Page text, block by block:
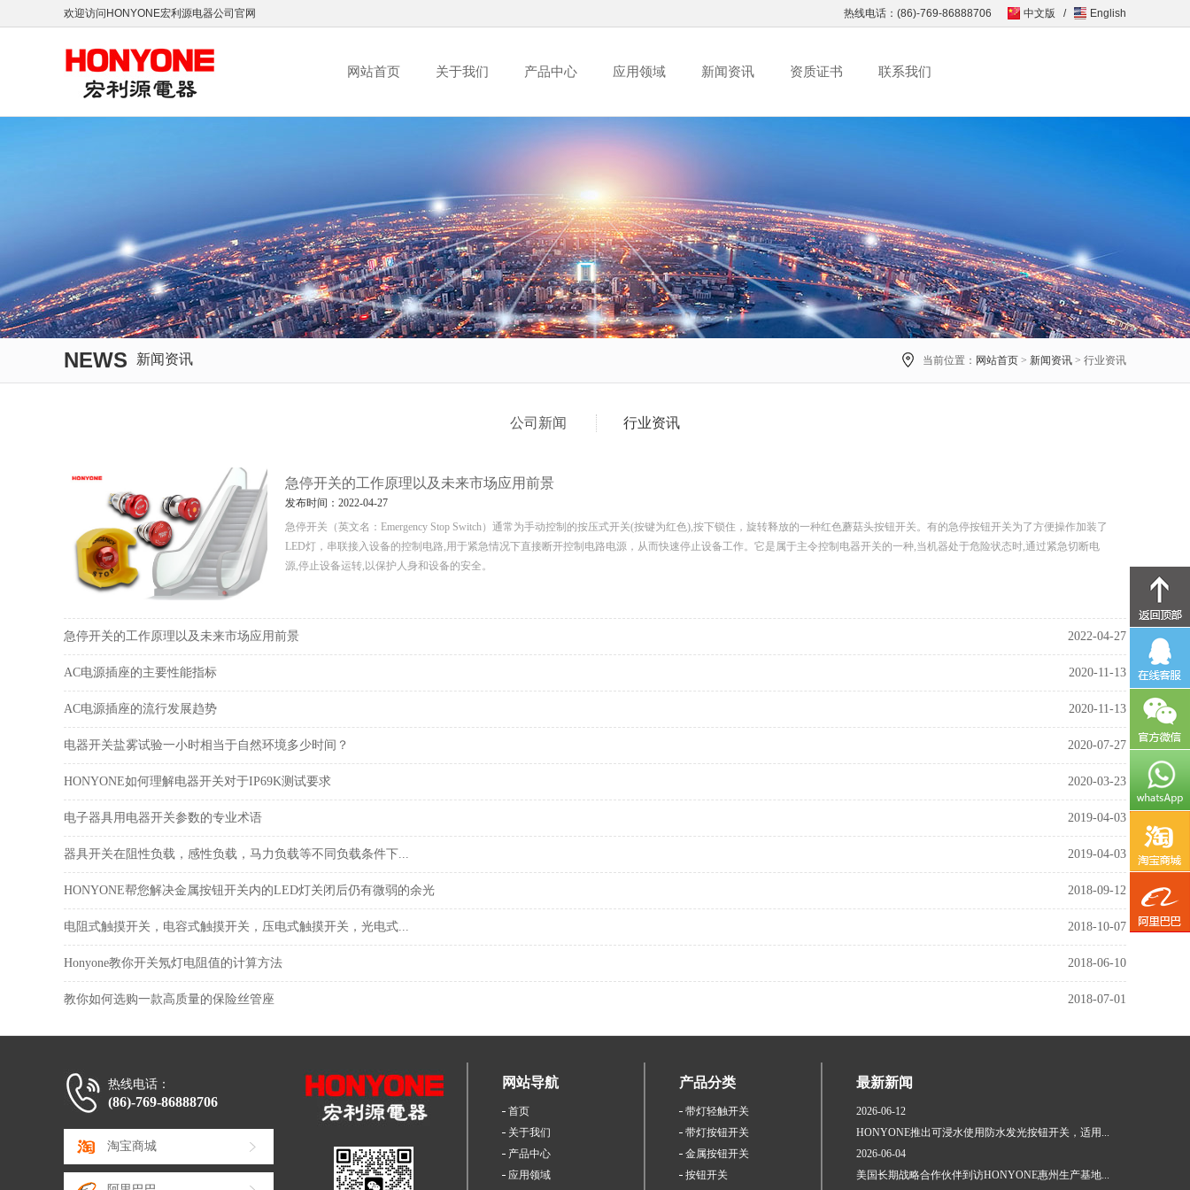
欢迎访问HONYONE宏利源电器公司官网 热线电话：(86)-769-86888706 中文版 / English
网站首页 关于我们 产品中心 应用领域 新闻资讯 资质证书 联系我们
NEWS 新闻资讯 当前位置： 网站首页 > 新闻资讯 > 行业资讯
公司新闻 行业资讯
急停开关的工作原理以及未来市场应用前景
发布时间：2022-04-27
急停开关（英文名：Emergency Stop Switch）通常为手动控制的按压式开关(按键为红色),按下锁住，旋转释放的一种红色蘑菇头按钮开关。有的急停按钮开关为了方便操作加装了
LED灯，串联接入设备的控制电路,用于紧急情况下直接断开控制电路电源，从而快速停止设备工作。它是属于主令控制电器开关的一种,当机器处于危险状态时,通过紧急切断电
源,停止设备运转,以保护人身和设备的安全。
急停开关的工作原理以及未来市场应用前景 2022-04-27
AC电源插座的主要性能指标 2020-11-13
AC电源插座的流行发展趋势 2020-11-13
电器开关盐雾试验一小时相当于自然环境多少时间？ 2020-07-27
HONYONE如何理解电器开关对于IP69K测试要求 2020-03-23
电子器具用电器开关参数的专业术语 2019-04-03
器具开关在阻性负载，感性负载，马力负载等不同负载条件下... 2019-04-03
HONYONE帮您解决金属按钮开关内的LED灯关闭后仍有微弱的余光 2018-09-12
电阻式触摸开关，电容式触摸开关，压电式触摸开关，光电式... 2018-10-07
Honyone教你开关氖灯电阻值的计算方法 2018-06-10
教你如何选购一款高质量的保险丝管座 2018-07-01
热线电话：
(86)-769-86888706
淘宝商城
网站导航
首页
关于我们
产品中心
应用领域
产品分类
带灯轻触开关
带灯按钮开关
金属按钮开关
按钮开关
最新新闻
2026-06-12
HONYONE推出可浸水使用防水发光按钮开关，适用...
2026-06-04
美国长期战略合作伙伴到访HONYONE惠州生产基地...
前
往
阿